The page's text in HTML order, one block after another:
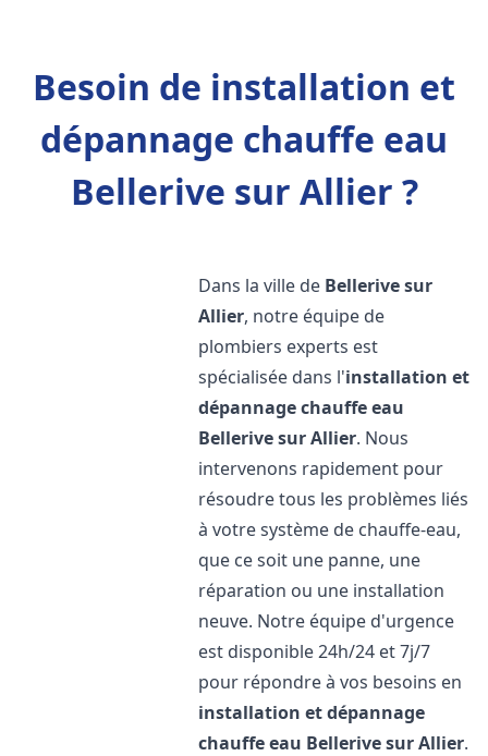
Besoin de installation et
dépannage chauffe eau
Bellerive sur Allier ?
Dans la ville de Bellerive sur
Allier, notre équipe de
plombiers experts est
spécialisée dans l'installation et
dépannage chauffe eau
Bellerive sur Allier. Nous
intervenons rapidement pour
résoudre tous les problèmes liés
à votre système de chauffe-eau,
que ce soit une panne, une
réparation ou une installation
neuve. Notre équipe d'urgence
est disponible 24h/24 et 7j/7
pour répondre à vos besoins en
installation et dépannage
chauffe eau Bellerive sur Allier.